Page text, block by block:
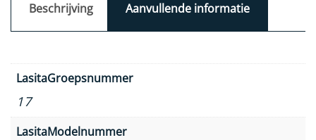
Beschrijving Aanvullende informatie
LasitaGroepsnummer
17
LasitaModelnummer